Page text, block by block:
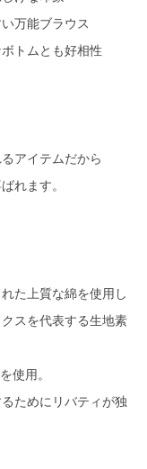
万能ブラウス
トムとも好相性
アイテムだから
れます。
た上質な綿を使用し
スを代表する生地素
使用。
ためにリバティが独